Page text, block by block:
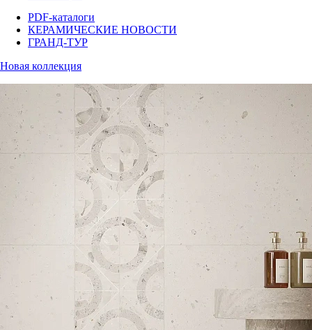
PDF-каталоги
КЕРАМИЧЕСКИЕ НОВОСТИ
ГРАНД-ТУР
Новая коллекция